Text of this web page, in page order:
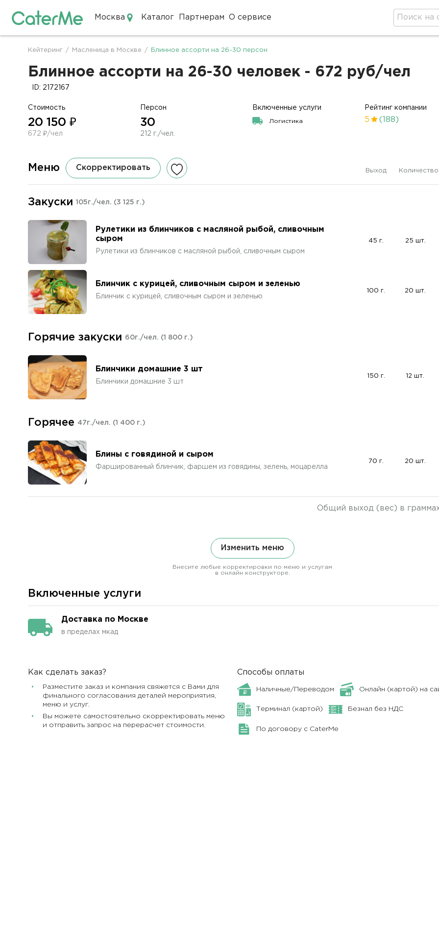
Москва Каталог Партнерам О сервисе
Строка
навигации
Кейтеринг / Масленица в Москве / Блинное ассорти на 26-30 персон
Блинное ассорти на 26-30 человек - 672 руб/чел
ID: 2172167
Стоимость
20 150 ₽
672 ₽/чел
Персон
30
212 г./чел.
Включенные услуги
Логистика
Рейтинг компании
5 (188)
Меню Скорректировать Выход Количество
Закуски 105г./чел. (3 125 г.)
Рулетики из блинчиков с масляной рыбой, сливочным
сыром
Рулетики из блинчиков с масляной рыбой, сливочным сыром
45 г. 25 шт.
Блинчик с курицей, сливочным сыром и зеленью
Блинчик с курицей, сливочным сыром и зеленью
100 г. 20 шт.
Горячие закуски 60г./чел. (1 800 г.)
Блинчики домашние 3 шт
Блинчики домашние 3 шт
150 г. 12 шт.
Горячее 47г./чел. (1 400 г.)
Блины с говядиной и сыром
Фаршированный блинчик, фаршем из говядины, зелень, моцарелла
70 г. 20 шт.
Общий выход (вес) в
Изменить меню
Внесите любые корректировки по меню и услугам
в онлайн конструкторе.
Включенные услуги
Доставка по Москве
в пределах мкад
Как сделать заказ?
Разместите заказ и компания свяжется с Вами для
финального согласования деталей мероприятия,
меню и услуг.
Вы можете самостоятельно скорректировать меню
и отправить запрос на перерасчет стоимости.
Способы оплаты
Наличные/Переводом Онлайн (картой) на
Терминал (картой) Безнал без НДС
По договору с CaterMe